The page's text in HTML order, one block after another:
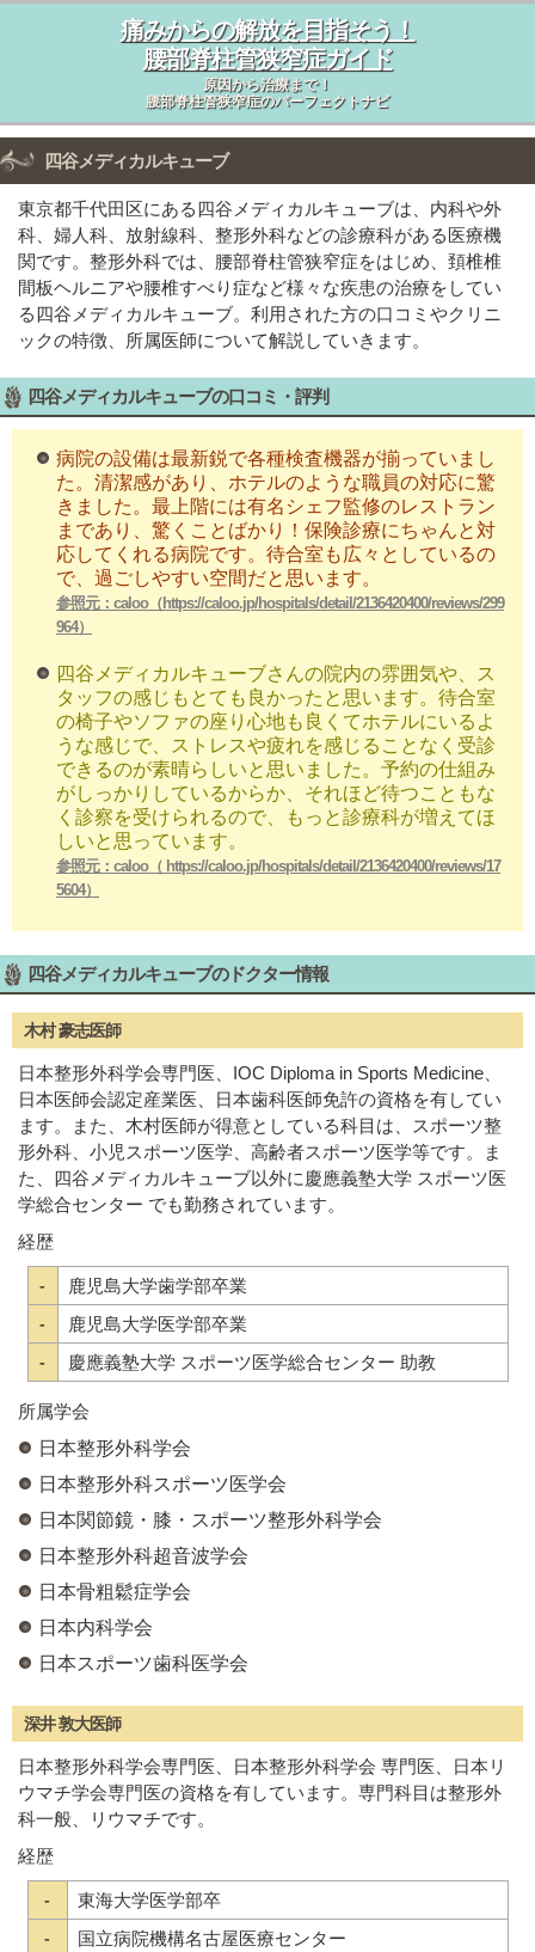
痛みからの解放を目指そう！
腰部脊柱管狭窄症ガイド
原因から治療まで！
腰部脊柱管狭窄症のパーフェクトナビ
四谷メディカルキューブ
東京都千代田区にある四谷メディカルキューブは、内科や外
科、婦人科、放射線科、整形外科などの診療科がある医療機
関です。整形外科では、腰部脊柱管狭窄症をはじめ、頚椎椎
間板ヘルニアや腰椎すべり症など様々な疾患の治療をしてい
る四谷メディカルキューブ。利用された方の口コミやクリニ
ックの特徴、所属医師について解説していきます。
四谷メディカルキューブの口コミ・評判
病院の設備は最新鋭で各種検査機器が揃っていまし
た。清潔感があり、ホテルのような職員の対応に驚
きました。最上階には有名シェフ監修のレストラン
まであり、驚くことばかり！保険診療にちゃんと対
応してくれる病院です。待合室も広々としているの
で、過ごしやすい空間だと思います。
参照元：caloo（https://caloo.jp/hospitals/detail/2136420400/reviews/299
964）
四谷メディカルキューブさんの院内の雰囲気や、ス
タッフの感じもとても良かったと思います。待合室
の椅子やソファの座り心地も良くてホテルにいるよ
うな感じで、ストレスや疲れを感じることなく受診
できるのが素晴らしいと思いました。予約の仕組み
がしっかりしているからか、それほど待つこともな
く診察を受けられるので、もっと診療科が増えてほ
しいと思っています。
参照元：caloo（ https://caloo.jp/hospitals/detail/2136420400/reviews/17
5604）
四谷メディカルキューブのドクター情報
木村 豪志医師
日本整形外科学会専門医、IOC Diploma in Sports Medicine、
日本医師会認定産業医、日本歯科医師免許の資格を有してい
ます。また、木村医師が得意としている科目は、スポーツ整
形外科、小児スポーツ医学、高齢者スポーツ医学等です。ま
た、四谷メディカルキューブ以外に慶應義塾大学 スポーツ医
学総合センター でも勤務されています。
経歴
- 鹿児島大学歯学部卒業
- 鹿児島大学医学部卒業
- 慶應義塾大学 スポーツ医学総合センター 助教
所属学会
日本整形外科学会
日本整形外科スポーツ医学会
日本関節鏡・膝・スポーツ整形外科学会
日本整形外科超音波学会
日本骨粗鬆症学会
日本内科学会
日本スポーツ歯科医学会
深井 敦大医師
日本整形外科学会専門医、日本整形外科学会 専門医、日本リ
ウマチ学会専門医の資格を有しています。専門科目は整形外
科一般、リウマチです。
経歴
- 東海大学医学部卒
- 国立病院機構名古屋医療センター